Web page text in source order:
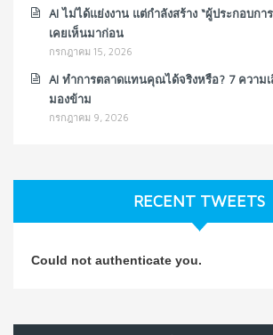
AI ไม่ได้แย่งงาน แต่กำลังสร้าง “ผู้ประกอบก
เคยเห็นมาก่อน
กรกฎาคม 15, 2026
AI ทำการตลาดแทนคุณได้จริงหรือ? 7 ความ
มองข้าม
กรกฎาคม 9, 2026
RECENT TWEETS
Could not authenticate you.